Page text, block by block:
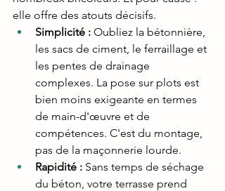
elle offre des atouts décisifs.
Simplicité : Oubliez la bétonnière,
les sacs de ciment, le ferraillage et
les pentes de drainage
complexes. La pose sur plots est
bien moins exigeante en termes
de main-d'œuvre et de
compétences. C'est du montage,
pas de la maçonnerie lourde.
Rapidité : Sans temps de séchage
du béton, votre terrasse prend